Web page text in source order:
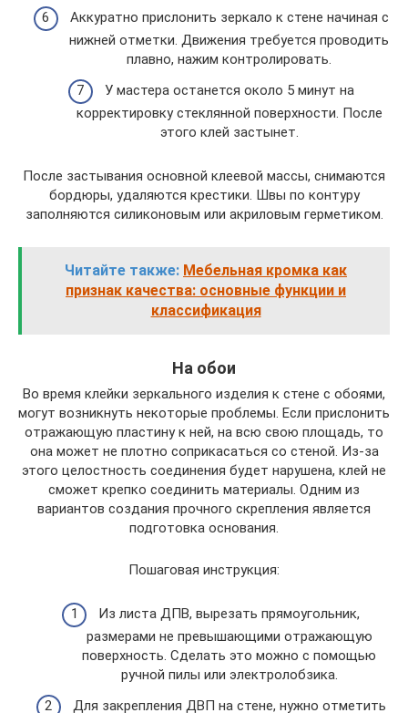
Аккуратно прислонить зеркало к стене начиная с
нижней отметки. Движения требуется проводить
плавно, нажим контролировать.
У мастера останется около 5 минут на
корректировку стеклянной поверхности. После
этого клей застынет.
После застывания основной клеевой массы, снимаются
бордюры, удаляются крестики. Швы по контуру
заполняются силиконовым или акриловым герметиком.
Читайте также: Мебельная кромка как
признак качества: основные функции и
классификация
На обои
Во время клейки зеркального изделия к стене с обоями,
могут возникнуть некоторые проблемы. Если прислонить
отражающую пластину к ней, на всю свою площадь, то
она может не плотно соприкасаться со стеной. Из-за
этого целостность соединения будет нарушена, клей не
сможет крепко соединить материалы. Одним из
вариантов создания прочного скрепления является
подготовка основания.
Пошаговая инструкция:
Из листа ДПВ, вырезать прямоугольник,
размерами не превышающими отражающую
поверхность. Сделать это можно с помощью
ручной пилы или электролобзика.
Для закрепления ДВП на стене, нужно отметить